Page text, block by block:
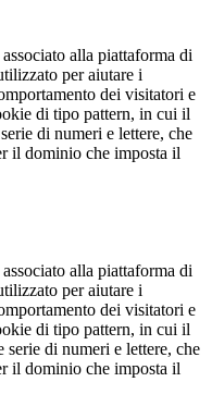
alla piattaforma di
per aiutare i
dei visitatori e
di tipo pattern, in cui il
di numeri e lettere, che
il dominio che imposta il
alla piattaforma di
per aiutare i
dei visitatori e
di tipo pattern, in cui il
serie di numeri e lettere, che
il dominio che imposta il